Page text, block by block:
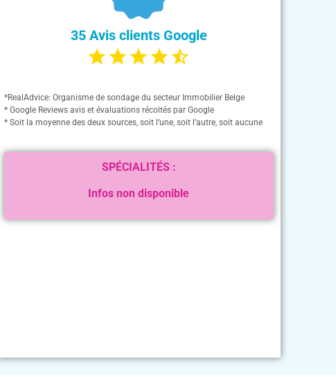
35 Avis clients Google
*RealAdvice: Organisme de sondage du secteur Immobilier Belge
* Google Reviews avis et évaluations récoltés par Google
* Soit la moyenne des deux sources, soit l’une, soit l’autre, soit aucune
SPÉCIALITÉS :
Infos non disponible